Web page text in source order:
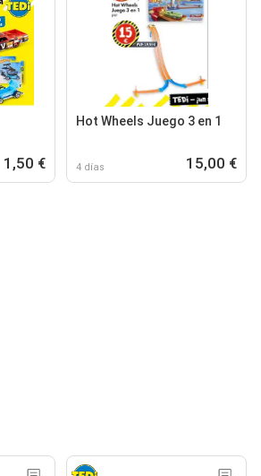
1,50 €
Hot Wheels Juego 3 en 1
4 días 15,00 €